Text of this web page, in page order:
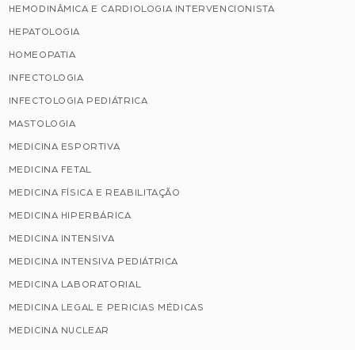
HEMODINÂMICA E CARDIOLOGIA INTERVENCIONISTA
HEPATOLOGIA
HOMEOPATIA
INFECTOLOGIA
INFECTOLOGIA PEDIÁTRICA
MASTOLOGIA
MEDICINA ESPORTIVA
MEDICINA FETAL
MEDICINA FÍSICA E REABILITAÇÃO
MEDICINA HIPERBÁRICA
MEDICINA INTENSIVA
MEDICINA INTENSIVA PEDIÁTRICA
MEDICINA LABORATORIAL
MEDICINA LEGAL E PERICIAS MÉDICAS
MEDICINA NUCLEAR